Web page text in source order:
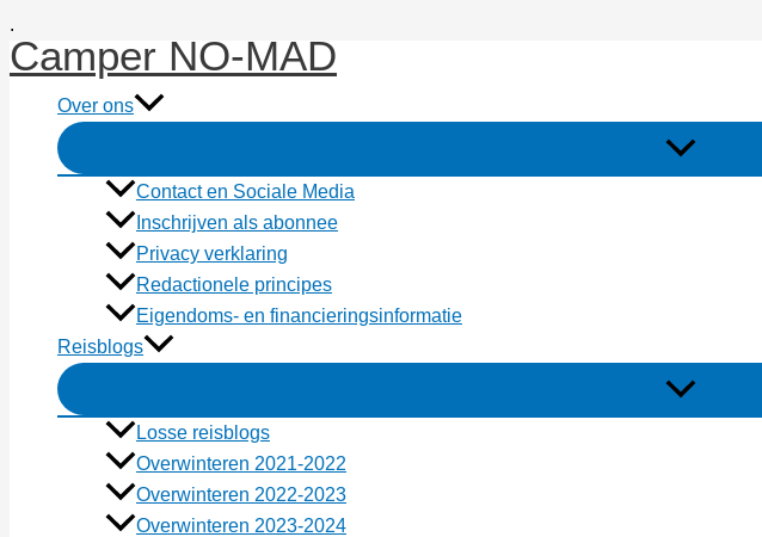
.
naar
inhoud
Camper NO-MAD
Over ons
Contact en Sociale Media
Inschrijven als abonnee
Privacy verklaring
Redactionele principes
Eigendoms- en financieringsinformatie
Reisblogs
Losse reisblogs
Overwinteren 2021-2022
Overwinteren 2022-2023
Overwinteren 2023-2024